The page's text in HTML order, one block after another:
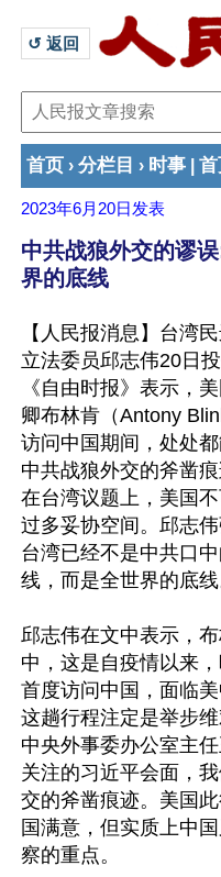
↺ 返回
首页 › 分栏目 › 时事
2023年6月20日 发表
中共战狼外交的谬
界的底线
【人民报消息】台湾
立法委员邱志伟20日
《自由时报》表示，
卿布林肯（Antony
访问中国期间，处处都
中共战狼外交的斧凿
在台湾议题上，美国
过多妥协空间。邱志伟
台湾已经不是中共口
线，而是全世界的底线
邱志伟在文中表示，
中，这是自疫情以来
首度访问中国，面临
这趟行程注定是举步
中央外事委办公室主
关注的习近平会面，
交的斧凿痕迹。美国
国满意，但实质上中
察的重点。